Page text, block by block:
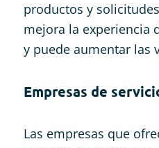
productos y
mejora la experiencia
y puede aumentar las
Empresas de
Las empresas que